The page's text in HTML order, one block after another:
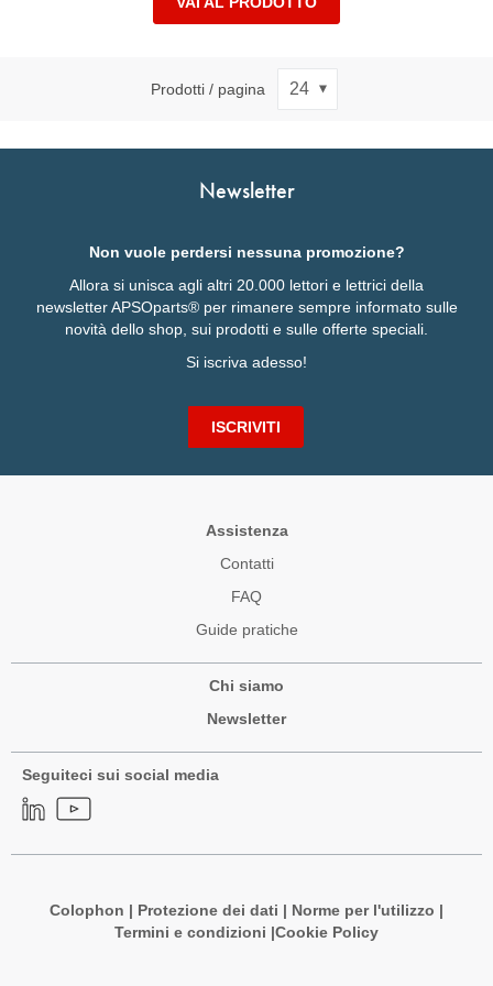
Prodotti / pagina
Newsletter
Non vuole perdersi nessuna promozione?
Allora si unisca agli altri 20.000 lettori e lettrici della
newsletter APSOparts® per rimanere sempre informato sulle
novità dello shop, sui prodotti e sulle offerte speciali.
Si iscriva adesso!
ISCRIVITI
Assistenza
Contatti
FAQ
Guide pratiche
Chi siamo
Newsletter
Seguiteci sui social media
Colophon | Protezione dei dati | Norme per l'utilizzo |
Termini e condizioni |Cookie Policy